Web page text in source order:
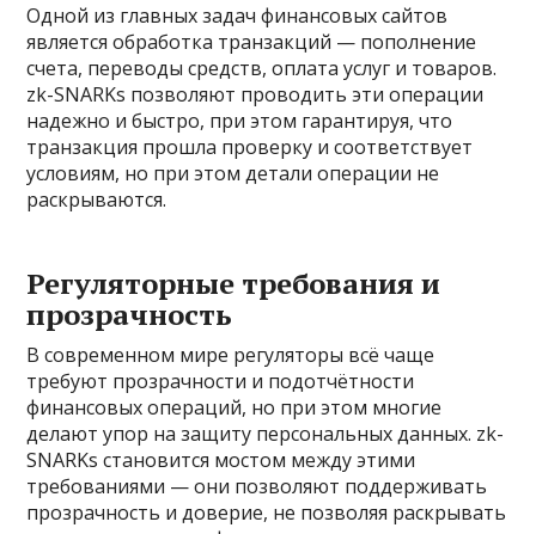
Одной из главных задач финансовых сайтов
является обработка транзакций — пополнение
счета, переводы средств, оплата услуг и товаров.
zk-SNARKs позволяют проводить эти операции
надежно и быстро, при этом гарантируя, что
транзакция прошла проверку и соответствует
условиям, но при этом детали операции не
раскрываются.
Регуляторные требования и
прозрачность
В современном мире регуляторы всё чаще
требуют прозрачности и подотчётности
финансовых операций, но при этом многие
делают упор на защиту персональных данных. zk-
SNARKs становится мостом между этими
требованиями — они позволяют поддерживать
прозрачность и доверие, не позволяя раскрывать